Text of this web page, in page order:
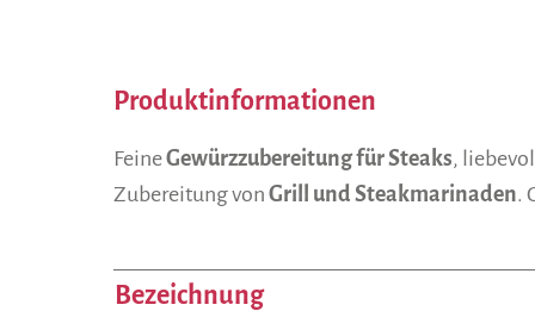
Produktinformationen
FeineGewürzzubereitung für Steaks,
Zubereitung von Grill und Steakmarinaden.
Bezeichnung